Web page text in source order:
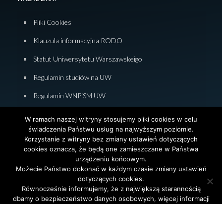
Pliki Cookies
Klauzula informacyjna RODO
Statut Uniwersytetu Warszawskeigo
Regulamin studiów na UW
Regulamin WNPiSM UW
Deklaracja dostępności WNPiSM
© 2026 Wydział Nauk Politycznych i Studiów
Międzynarodowych. Uniwersytet Warszawski. All Rights
Reserved. Projekt i realizacja stronyAgencjaInterAktywni
W ramach naszej witryny stosujemy pliki cookies w celu
świadczenia Państwu usług na najwyższym poziomie.
Korzystanie z witryny bez zmiany ustawień dotyczących
cookies oznacza, że będą one zamieszczane w Państwa
urządzeniu końcowym.
Możecie Państwo dokonać w każdym czasie zmiany ustawień
dotyczących cookies.
Równocześnie informujemy, że z największą starannością
dbamy o bezpieczeństwo danych osobowych, więcej informacji